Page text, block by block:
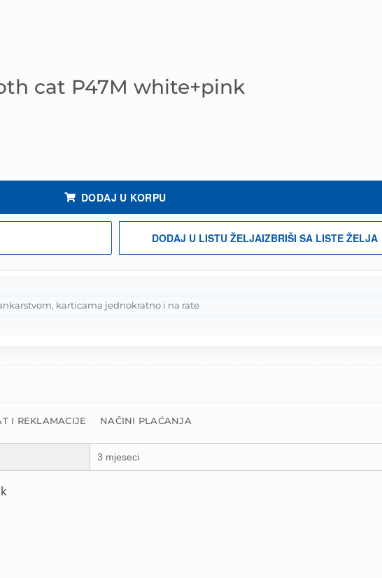
cat P47M white+pink
DODAJ U KORPU
DODAJ U LISTU ŽELJAIZBRIŠI SA LISTE ŽELJA
karticama jednokratno i na rate
I REKLAMACIJE NAČINI PLAĆANJA
3 mjeseci